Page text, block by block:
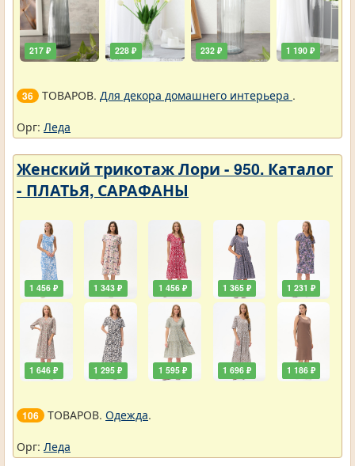
217 ₽ 228 ₽ 232 ₽ 1 190 ₽
36 ТОВАРОВ. Для декора домашнего интерьера .
Орг: Леда
Женский трикотаж Лори - 950. Каталог
- ПЛАТЬЯ, САРАФАНЫ
1 456 ₽
1 646 ₽
1 343 ₽
1 295 ₽
1 456 ₽
1 595 ₽
1 365 ₽
1 696 ₽
1 231 ₽
1 186 ₽
106 ТОВАРОВ. Одежда.
Орг: Леда